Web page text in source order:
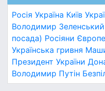
Росія Україна Київ
Володимир Зеленський
посада) Росіяни
Українська гривня
Президент України
Володимир Путін